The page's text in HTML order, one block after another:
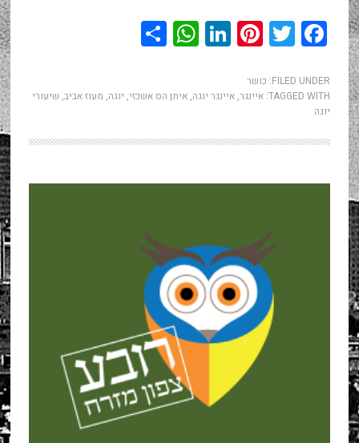
Facebook
Twitter
Pinterest
LinkedIn
WhatsApp
Share
FILED UNDER: כושר
TAGGED WITH: איינגר, איינגר יוגה, איתן הס אשכזי, יוגה, מעוז אביב, שיעורי
יוגה